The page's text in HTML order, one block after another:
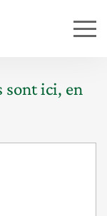
sont ici, en